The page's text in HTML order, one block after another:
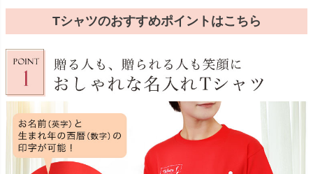
Tシャツのおすすめポイントはこちら